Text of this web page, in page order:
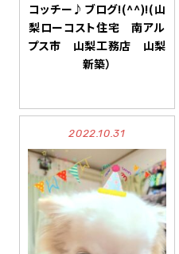
コッチー♪ブログ!(^^)!(山
梨ローコスト住宅 南アル
プス市 山梨工務店 山梨
新築）
2022.10.31